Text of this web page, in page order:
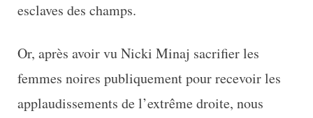
esclaves des champs.
Or, après avoir vu Nicki Minaj sacrifier les
femmes noires publiquement pour recevoir les
applaudissements de l’extrême droite, nous